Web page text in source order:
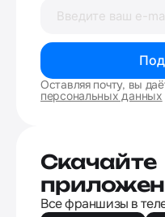
Оставляя почту, вы
персональных данных
Скачайте
Все франшизы в